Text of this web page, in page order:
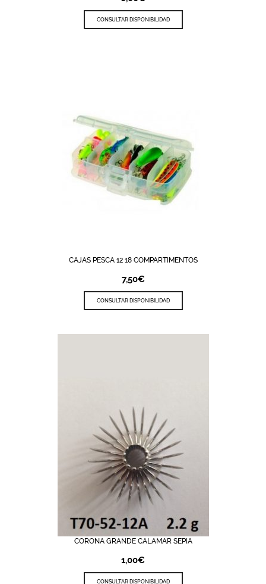
CONSULTAR DISPONIBILIDAD
CAJAS PESCA 12 18 COMPARTIMENTOS
7,50€
CONSULTAR DISPONIBILIDAD
CORONA GRANDE CALAMAR SEPIA
1,00€
CONSULTAR DISPONIBILIDAD